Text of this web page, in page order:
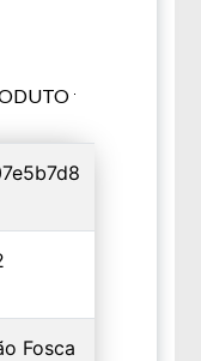
Fosca